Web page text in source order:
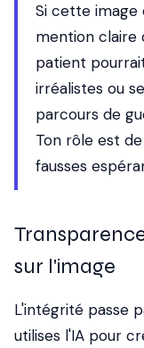
Si cette
mention claire
patient
irréalistes ou
parcours de
Ton rôle est
fausses
sur l'image
L'intégrité passe
utilises l'IA pour